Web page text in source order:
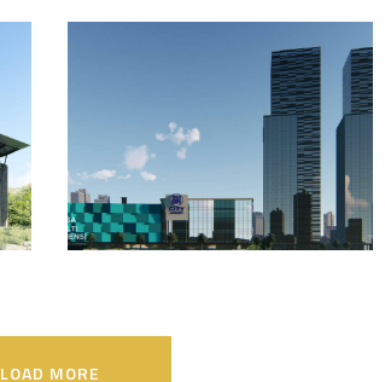
Desain DNB Tower di
Cilandak Jakarta Selatan
DESAIN KANTOR TERBAIK
LOAD MORE